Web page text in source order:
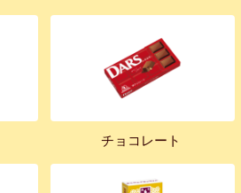
チョコレート